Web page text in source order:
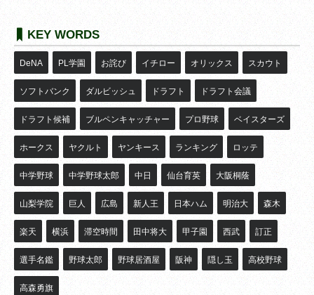
KEY WORDS
DeNA PL学園 お詫び イチロー オリックス スカウト
ソフトバンク ダルビッシュ ドラフト ドラフト会議
ドラフト候補 ブルペンキャッチャー プロ野球 ベイスターズ
ホークス ヤクルト ヤンキース ランキング ロッテ
中学野球 中学野球太郎 中日 仙台育英 大阪桐蔭
山梨学院 巨人 広島 新人王 日本ハム 明治大 森木
楽天 横浜 滞空時間 田中将大 甲子園 西武 訂正
選手名鑑 野球太郎 野球居酒屋 阪神 隠し玉 高校野球
高森勇旗